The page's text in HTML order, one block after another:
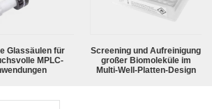
Glassäulen für
MPLC-
Screening und Aufreinigung
großer Biomoleküle im
Multi-Well-Platten-Design